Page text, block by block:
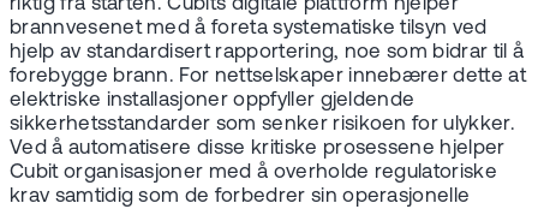
riktig fra starten. Cubits digitale plattform hjelper
brannvesenet med å foreta systematiske tilsyn ved
hjelp av standardisert rapportering, noe som bidrar til å
forebygge brann. For nettselskaper innebærer dette at
elektriske installasjoner oppfyller gjeldende
sikkerhetsstandarder som senker risikoen for ulykker.
Ved å automatisere disse kritiske prosessene hjelper
Cubit organisasjoner med å overholde regulatoriske
krav samtidig som de forbedrer sin operasjonelle